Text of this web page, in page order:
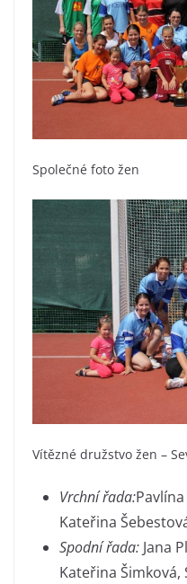
Společné foto žen
Vítězné družstvo žen –
Vrchní řada:
Kateřina
Spodní řada: Jana
Kateřina Šimková,